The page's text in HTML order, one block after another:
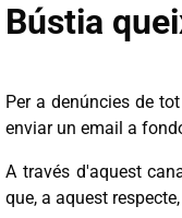
Bústia
Per a denúncies de
enviar un email a
A través d'aquest
que, a aquest